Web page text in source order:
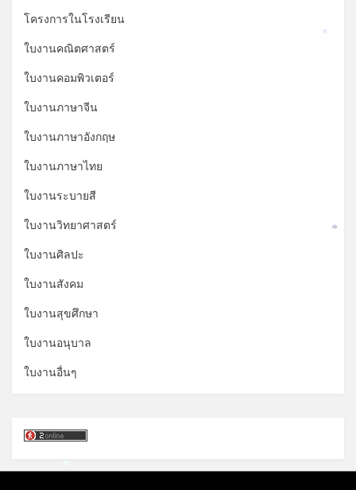
โครงการในโรงเรียน
ใบงานคณิตศาสตร์
ใบงานคอมพิวเตอร์
ใบงานภาษาจีน
ใบงานภาษาอังกฤษ
ใบงานภาษาไทย
ใบงานระบายสี
ใบงานวิทยาศาสตร์
ใบงานศิลปะ
ใบงานสังคม
ใบงานสุขศึกษา
ใบงานอนุบาล
ใบงานอื่นๆ
*